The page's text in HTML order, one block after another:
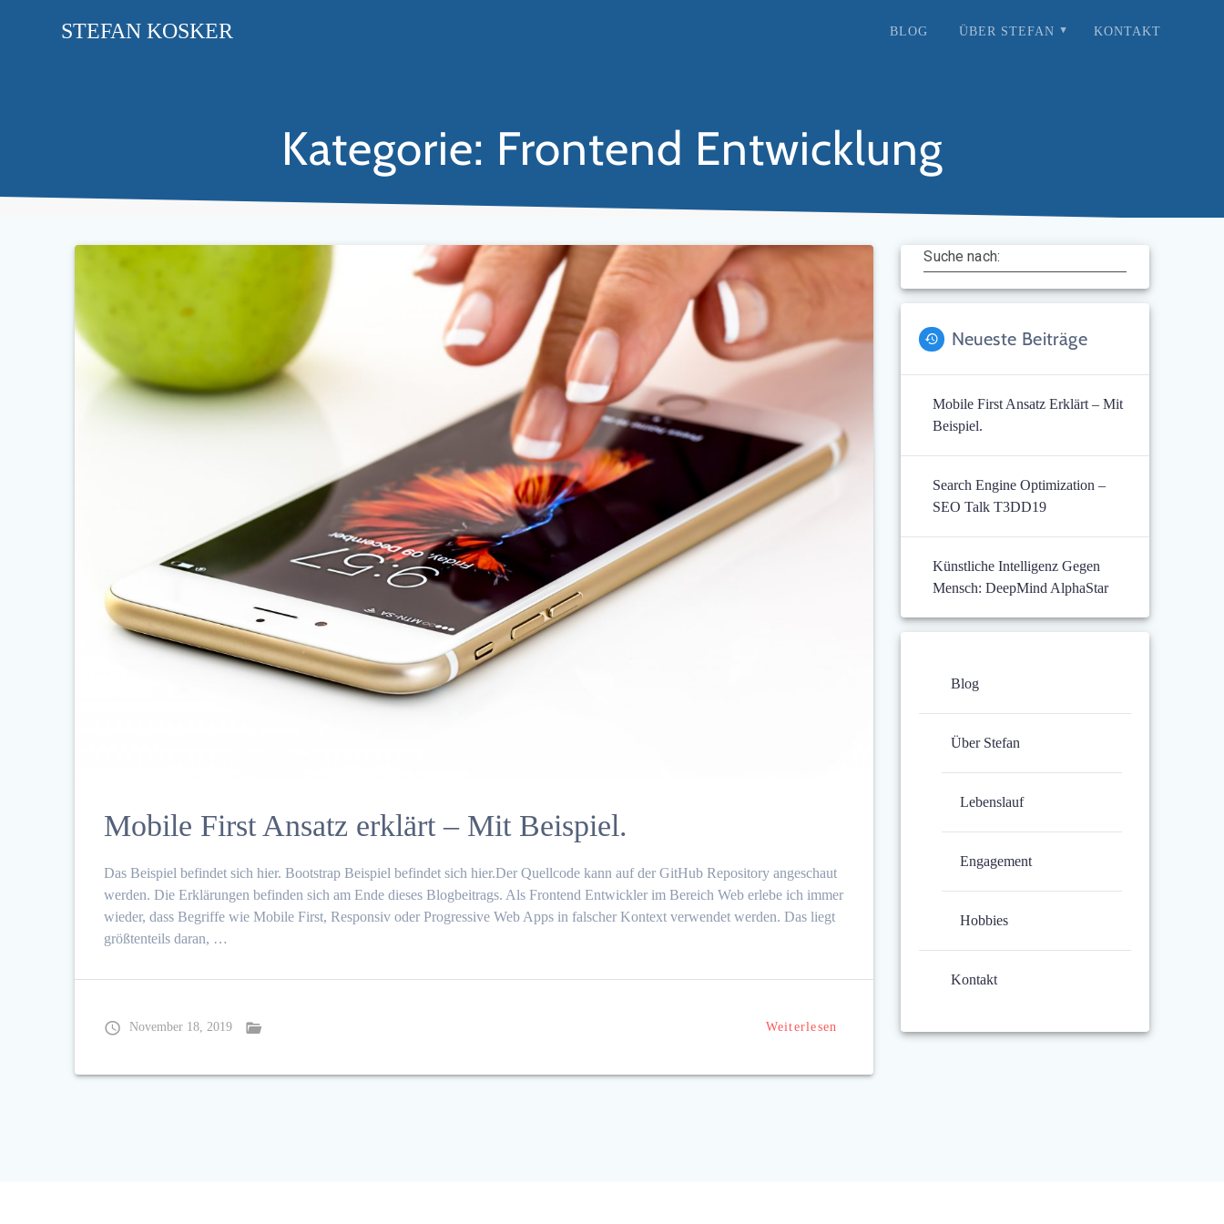
STEFAN KOSKER BLOG ÜBER STEFAN KONTAKT
Kategorie: Frontend Entwicklung
Mobile First Ansatz erklärt – Mit Beispiel.
Das Beispiel befindet sich hier. Bootstrap Beispiel befindet sich hier.Der Quellcode kann auf der GitHub Repository angeschaut
werden. Die Erklärungen befinden sich am Ende dieses Blogbeitrags. Als Frontend Entwickler im Bereich Web erlebe ich immer
wieder, dass Begriffe wie Mobile First, Responsiv oder Progressive Web Apps in falscher Kontext verwendet werden. Das liegt
größtenteils daran, …
November 18, 2019 Weiterlesen
Suche nach:
Neueste Beiträge
Mobile First Ansatz Erklärt – Mit
Beispiel.
Search Engine Optimization –
SEO Talk T3DD19
Künstliche Intelligenz Gegen
Mensch: DeepMind AlphaStar
Blog
Über Stefan
Lebenslauf
Engagement
Hobbies
Kontakt